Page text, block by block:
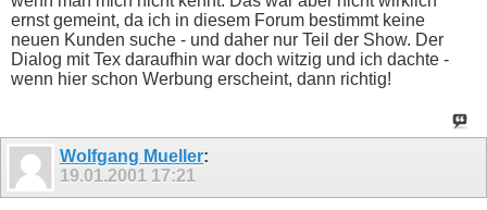
ernst gemeint, da ich in diesem Forum bestimmt keine
neuen Kunden suche - und daher nur Teil der Show. Der
Dialog mit Tex daraufhin war doch witzig und ich dachte -
wenn hier schon Werbung erscheint, dann richtig!
Wolfgang Mueller:
19.01.2001 17:21